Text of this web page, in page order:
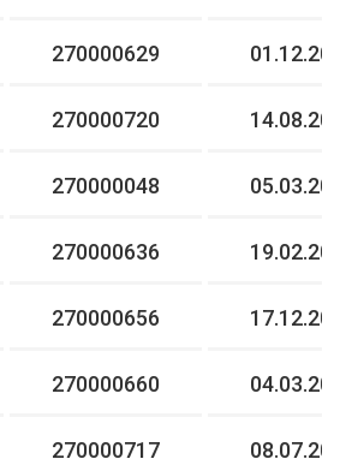
270000629
270000720
270000048
270000636
270000656
270000660
270000717